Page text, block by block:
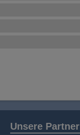
Unsere Partner